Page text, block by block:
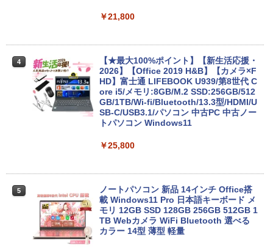
￥21,800
4
【★最大100%ポイント】【新生活応援・
2026】【Office 2019 H&B】【カメラ×F
HD】富士通 LIFEBOOK U939/第8世代 C
ore i5/メモリ:8GB/M.2 SSD:256GB/512
GB/1TB/Wi-fi/Bluetooth/13.3型/HDMI/U
SB-C/USB3.1/パソコン 中古PC 中古ノー
トパソコン Windows11
￥25,800
5
ノートパソコン 新品 14インチ Office搭
載 Windows11 Pro 日本語キーボード メ
モリ 12GB SSD 128GB 256GB 512GB 1
TB Webカメラ WiFi Bluetooth 選べる
カラー 14型 薄型 軽量